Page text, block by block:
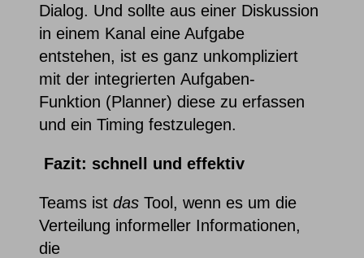
Dialog. Und sollte aus einer Diskussion
in einem Kanal eine Aufgabe
entstehen, ist es ganz unkompliziert
mit der integrierten Aufgaben-
Funktion (Planner) diese zu erfassen
und ein Timing festzulegen.
Fazit: schnell und effektiv
Teams istdas Tool, wenn es um die
Verteilung informeller Informationen,
die